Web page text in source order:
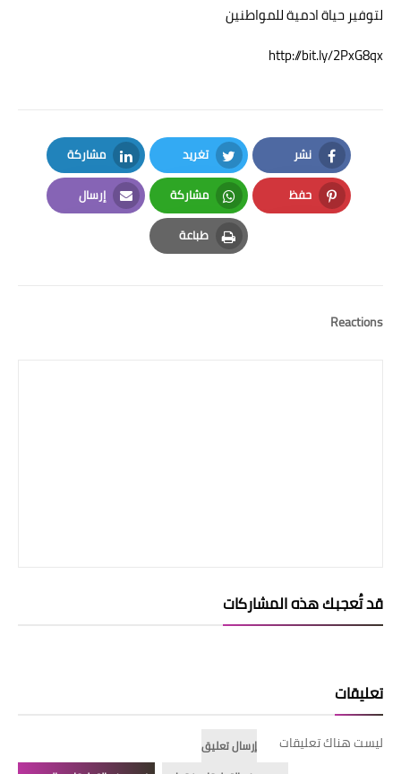
لتوفير حياة ادمية للمواطنين
http://bit.ly/2PxG8qx
نشر
Facebook
تغريد
Twitter
مشاركة
LinkedIn
حفظ
Pinterest
مشاركة
Whatsapp
إرسال
Email
طباعة
Print
Reactions
قد تُعجبك هذه المشاركات
تعليقات
ليست هناك تعليقات
إرسال تعليق